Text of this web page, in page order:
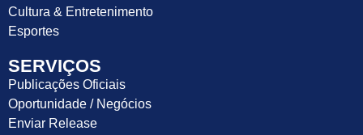
Cultura & Entretenimento
Esportes
SERVIÇOS
Publicações Oficiais
Oportunidade / Negócios
Enviar Release